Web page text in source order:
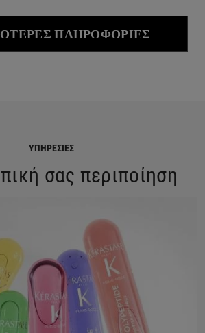
ΠΛΗΡΟΦΟΡΊΕΣ
ΥΠΗΡΕΣΊΕΣ
σας περιποίηση